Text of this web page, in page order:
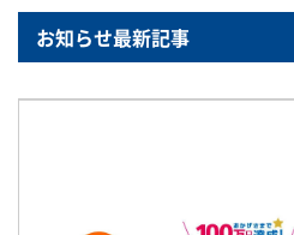
お知らせ最新記事